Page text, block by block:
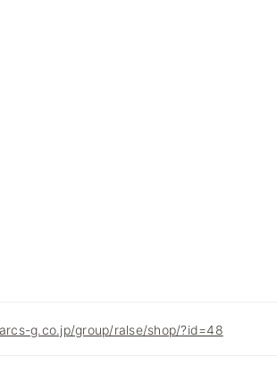
g.co.jp/group/ralse/shop/?id=48